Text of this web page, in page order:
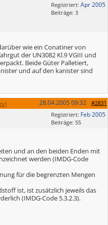
Registriert: Apr 2005
Beiträge: 3
wie ein Conatiner von
der UN3082 Kl.9 VGIII und
Beide Güter Palletiert,
und auf den kanister sind
] #2831
28.04.200509:32
Registriert: Feb 2005
Beiträge: 55
und an den beiden Enden mit
werden (IMDG-Code
für die begrenzten Mengen
ist, ist zusätzlich jeweils das
(IMDG-Code 5.3.2.3).